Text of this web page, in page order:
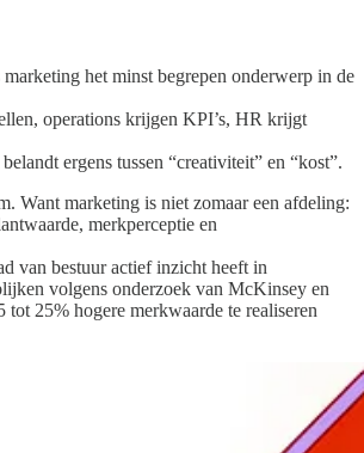
het minst begrepen onderwerp in de
operations krijgen KPI’s, HR krijgt
ergens tussen “creativiteit” en “kost”.
Want marketing is niet zomaar een afdeling:
merkperceptie en
van bestuur actief inzicht heeft in
volgens onderzoek van McKinsey en
25% hogere merkwaarde te realiseren